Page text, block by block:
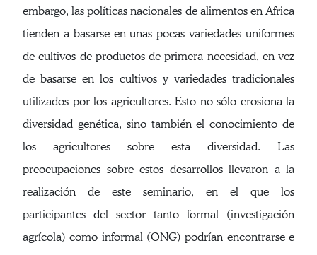
embargo, las políticas nacionales de alimentos en Africa
tienden a basarse en unas pocas variedades uniformes
de cultivos de productos de primera necesidad, en vez
de basarse en los cultivos y variedades tradicionales
utilizados por los agricultores. Esto no sólo erosiona la
diversidad genética, sino también el conocimiento de
los agricultores sobre esta diversidad. Las
preocupaciones sobre estos desarrollos llevaron a la
realización de este seminario, en el que los
participantes del sector tanto formal (investigación
agrícola) como informal (ONG) podrían encontrarse e